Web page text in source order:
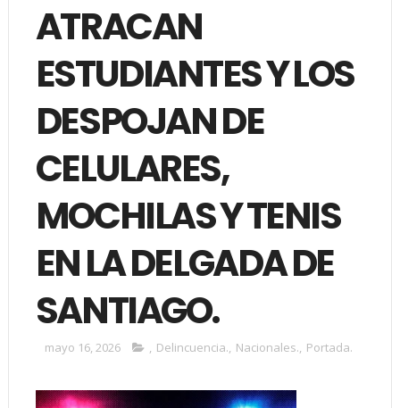
ATRACAN
ESTUDIANTES Y LOS
DESPOJAN DE
CELULARES,
MOCHILAS Y TENIS
EN LA DELGADA DE
SANTIAGO.
mayo 16, 2026 , Delincuencia., Nacionales., Portada.